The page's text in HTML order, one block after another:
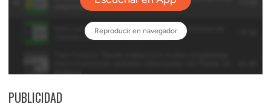
PUBLICIDAD